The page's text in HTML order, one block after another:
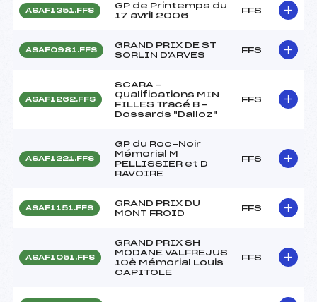
ASAF1351.FFS
GP de Printemps du
17 avril 2006
FFS
ASAF0981.FFS
GRAND PRIX DE ST
SORLIN D'ARVES
FFS
ASAF1262.FFS
SCARA –
Qualifications MIN
FILLES Tracé B –
Dossards "Dalloz"
FFS
ASAF1221.FFS
GP du Roc-Noir
Mémorial M
PELLISSIER et D
RAVOIRE
FFS
ASAF1151.FFS
GRAND PRIX DU
MONT FROID
FFS
ASAF1051.FFS
GRAND PRIX SH
MODANE VALFREJUS
10è Mémorial Louis
CAPITOLE
FFS